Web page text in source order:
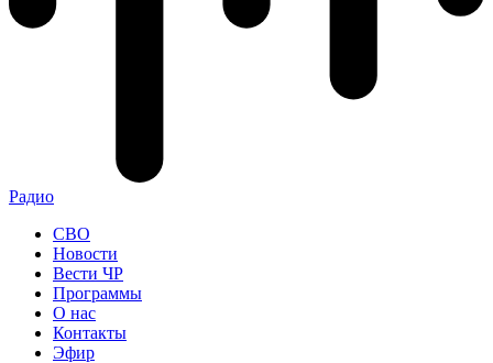
Радио
СВО
Новости
Вести ЧР
Программы
О нас
Контакты
Эфир